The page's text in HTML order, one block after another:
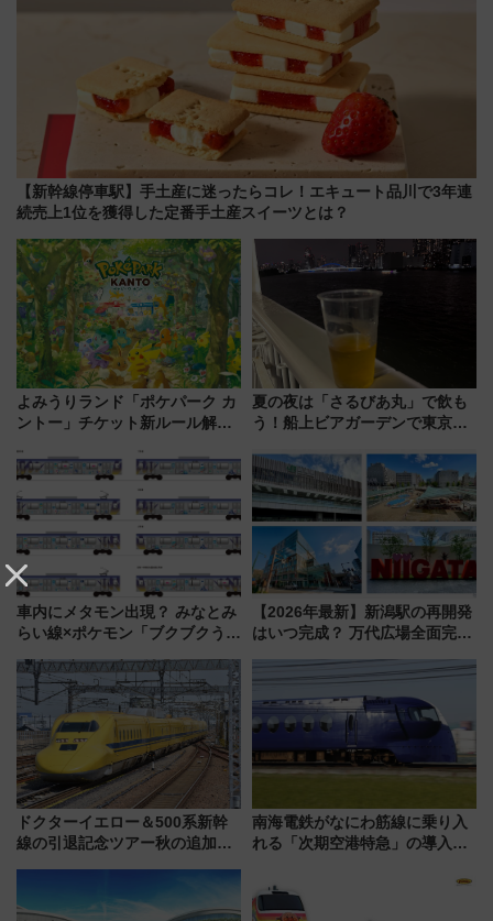
【新幹線停車駅】手土産に迷ったらコレ！エキュート品川で3年連
続売上1位を獲得した定番手土産スイーツとは？
よみうりランド「ポケパーク カ
ントー」チケット新ルール解
本人確認が11月スタート
夏の夜は「さるびあ丸」で飲も
う！船上ビアガーデンで東京湾
杯……工場直送生ビールや島グ
ルメが美味い
車内にメタモン出現？ みなとみ
らい線×ポケモン「ブクブクうみ
行開始に！ この夏は直通列車で
横浜へ！
【2026年最新】新潟駅の再開発
はいつ完成？ 万代広場全面完成
開発、バスタ新潟構想まで徹底
解説！
ドクターイエロー＆500系新幹
線の引退記念ツアー秋の追加企
南海電鉄がなにわ筋線に乗り入
れる「次期空港特急」の導入を
日本初の鉄道デザイン